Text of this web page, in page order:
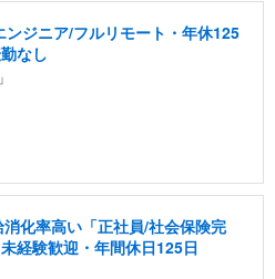
ジニア/フルリモート・年休125
なし
化率高い「正社員/社会保険完
経験歓迎・年間休日125日